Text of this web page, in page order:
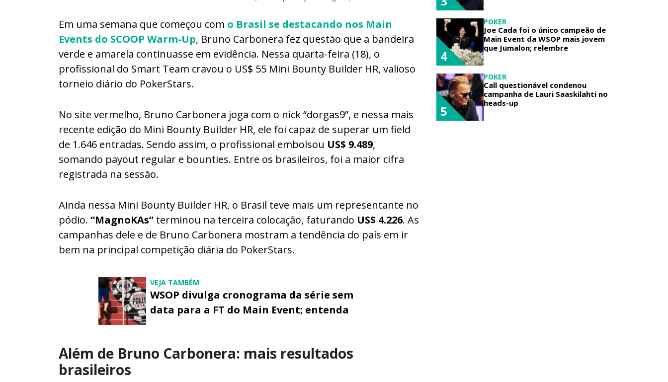
Em uma semana que começou com o Brasil se destacando nos Main
Events do SCOOP Warm-Up, Bruno Carbonera fez questão que a bandeira
verde e amarela continuasse em evidência. Nessa quarta-feira (18), o
profissional do Smart Team cravou o US$ 55 Mini Bounty Builder HR, valioso
torneio diário do PokerStars.
No site vermelho, Bruno Carbonera joga com o nick “dorgas9”, e nessa mais
recente edição do Mini Bounty Builder HR, ele foi capaz de superar um field
de 1.646 entradas. Sendo assim, o profissional embolsou US$ 9.489,
somando payout regular e bounties. Entre os brasileiros, foi a maior cifra
registrada na sessão.
Ainda nessa Mini Bounty Builder HR, o Brasil teve mais um representante no
pódio. “MagnoKAs” terminou na terceira colocação, faturando US$ 4.226. As
campanhas dele e de Bruno Carbonera mostram a tendência do país em ir
bem na principal competição diária do PokerStars.
VEJA TAMBÉM
WSOP divulga cronograma da série sem
data para a FT do Main Event; entenda
Além de Bruno Carbonera: mais resultados
brasileiros
POKER
Joe Cada foi o único campeão de
Main Event da WSOP mais jovem
que Jumalon; relembre
4
POKER
Call questionável condenou
campanha de Lauri Saaskilahti no
heads-up
5